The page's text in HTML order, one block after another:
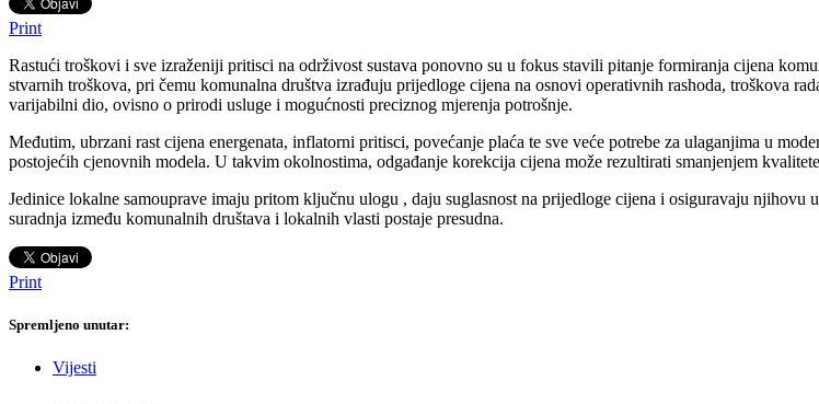
Print
Rastući troškovi i sve izraženiji pritisci na održivost sustava ponovno su u fokus stavili pitanje formiranja cijena
stvarnih troškova, pri čemu komunalna društva izrađuju prijedloge cijena na osnovi operativnih rashoda, troškova
varijabilni dio, ovisno o prirodi usluge i mogućnosti preciznog mjerenja potrošnje.
Međutim, ubrzani rast cijena energenata, inflatorni pritisci, povećanje plaća te sve veće potrebe za ulaganjima u
postojećih cjenovnih modela. U takvim okolnostima, odgađanje korekcija cijena može rezultirati smanjenjem
Jedinice lokalne samouprave imaju pritom ključnu ulogu , daju suglasnost na prijedloge cijena i osiguravaju
suradnja između komunalnih društava i lokalnih vlasti postaje presudna.
Print
Spremljeno unutar:
Vijesti